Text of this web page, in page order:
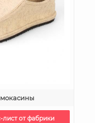
лист от фабрики